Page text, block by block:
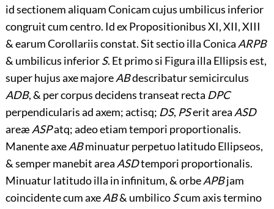
id sectionem aliquam Conicam cujus umbilicus inferior
congruit cum centro. Id ex Propositionibus XI, XII, XIII
& earum Corollariis constat. Sit sectio illa Conica ARPB
& umbilicus inferiorS. Et primo si Figura illa Ellipsis est,
super hujus axe majoreABdescribatur semicirculus
ADB, & per corpus decidens transeat recta DPC
perpendicularis ad axem; actisq; DS, PSerit area ASD
areæ ASPatq; adeo etiam tempori proportionalis.
Manente axeABminuatur perpetuo latitudo Ellipseos,
& semper manebit area ASDtempori proportionalis.
Minuatur latitudo illa in infinitum, & orbeAPBjam
coincidente cum axeAB& umbilicoScum axis termino